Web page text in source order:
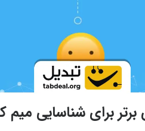
برای شناسایی میم